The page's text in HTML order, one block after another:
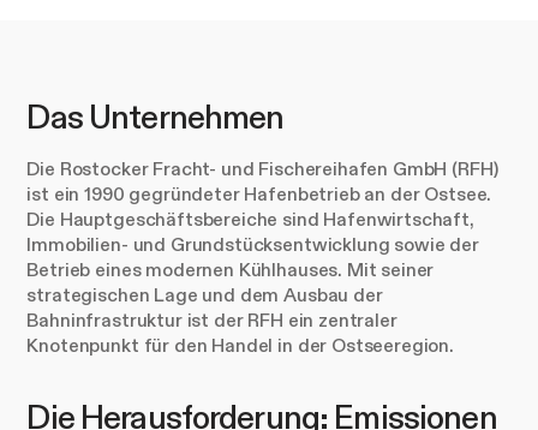
Das Unternehmen
Die Rostocker Fracht- und Fischereihafen GmbH (RFH)
ist ein 1990 gegründeter Hafenbetrieb an der Ostsee.
Die Hauptgeschäftsbereiche sind Hafenwirtschaft,
Immobilien- und Grundstücksentwicklung sowie der
Betrieb eines modernen Kühlhauses. Mit seiner
strategischen Lage und dem Ausbau der
Bahninfrastruktur ist der RFH ein zentraler
Knotenpunkt für den Handel in der Ostseeregion.
Die Herausforderung: Emissionen